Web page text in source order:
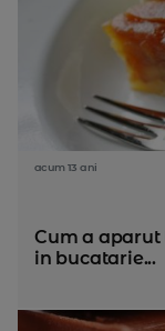
acum 13 ani
Cum a aparut
in bucatarie...